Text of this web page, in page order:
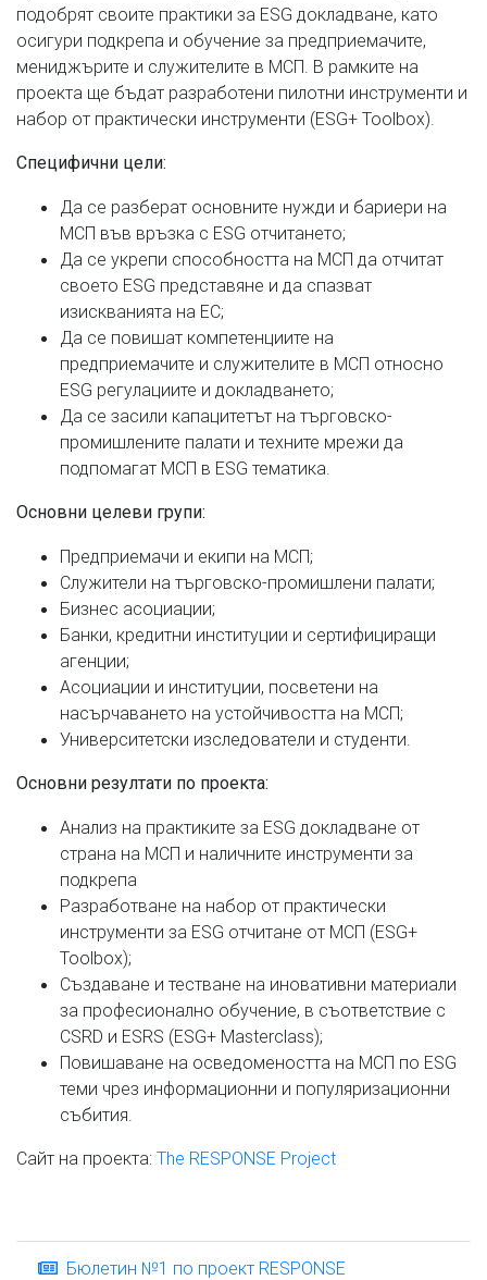
подобрят своите практики за ESG докладване, като
осигури подкрепа и обучение за предприемачите,
мениджърите и служителите в МСП. В рамките на
проекта ще бъдат разработени пилотни инструменти и
набор от практически инструменти (ESG+ Toolbox).
Специфични цели:
Да се разберат основните нужди и бариери на
МСП във връзка с ESG отчитането;
Да се укрепи способността на МСП да отчитат
своето ESG представяне и да спазват
изискванията на ЕС;
Да се повишат компетенциите на
предприемачите и служителите в МСП относно
ESG регулациите и докладването;
Да се засили капацитетът на търговско-
промишлените палати и техните мрежи да
подпомагат МСП в ESG тематика.
Основни целеви групи:
Предприемачи и екипи на МСП;
Служители на търговско-промишлени палати;
Бизнес асоциации;
Банки, кредитни институции и сертифициращи
агенции;
Асоциации и институции, посветени на
насърчаването на устойчивостта на МСП;
Университетски изследователи и студенти.
Основни резултати по проекта:
Анализ на практиките за ESG докладване от
страна на МСП и наличните инструменти за
подкрепа
Разработване на набор от практически
инструменти за ESG отчитане от МСП (ESG+
Toolbox);
Създаване и тестване на иновативни материали
за професионално обучение, в съответствие с
CSRD и ESRS (ESG+ Masterclass);
Повишаване на осведомеността на МСП по ESG
теми чрез информационни и популяризационни
събития.
Сайт на проекта: The RESPONSE Project
Бюлетин №1 по проект RESPONSE